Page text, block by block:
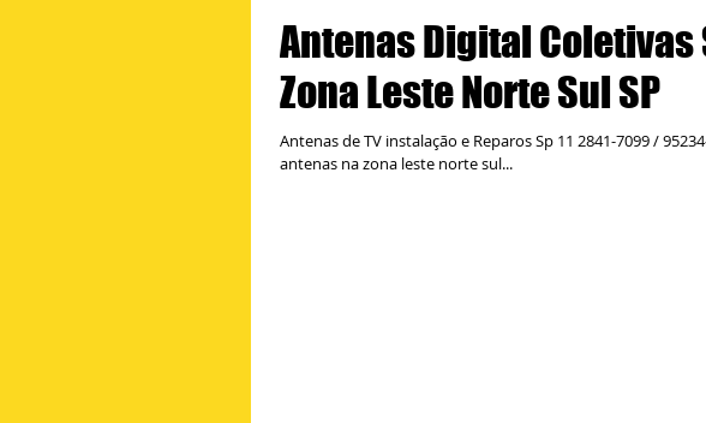
Antenas Digital Coletivas
Zona Leste Norte Sul SP
Antenas de TV instalação e Reparos Sp 11 2841-7099 /
antenas na zona leste norte sul...